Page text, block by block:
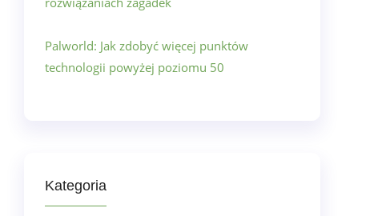
Palworld: Jak zdobyć więcej punktów
technologii powyżej poziomu 50
Kategoria